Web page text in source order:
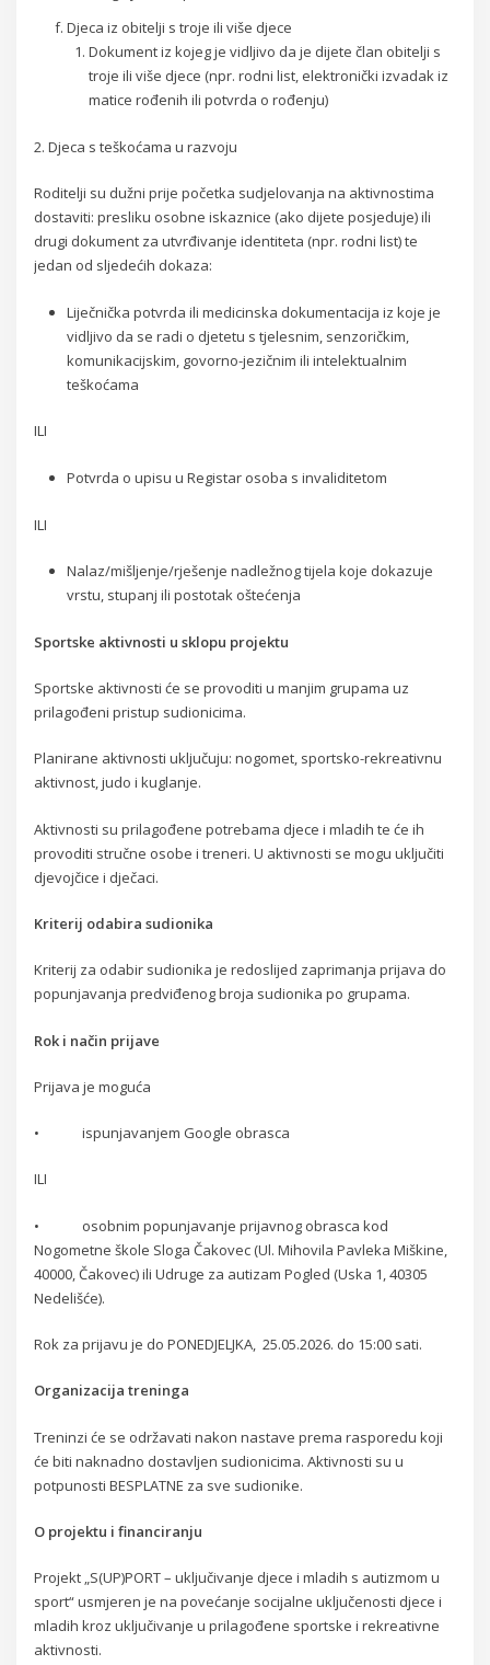
Djeca iz obitelji s troje ili više djece
Dokument iz kojeg je vidljivo da je dijete član obitelji s
troje ili više djece (npr. rodni list, elektronički izvadak iz
matice rođenih ili potvrda o rođenju)
2. Djeca s teškoćama u razvoju
Roditelji su dužni prije početka sudjelovanja na aktivnostima
dostaviti: presliku osobne iskaznice (ako dijete posjeduje) ili
drugi dokument za utvrđivanje identiteta (npr. rodni list) te
jedan od sljedećih dokaza:
Liječnička potvrda ili medicinska dokumentacija iz koje je
vidljivo da se radi o djetetu s tjelesnim, senzoričkim,
komunikacijskim, govorno-jezičnim ili intelektualnim
teškoćama
ILI
Potvrda o upisu u Registar osoba s invaliditetom
ILI
Nalaz/mišljenje/rješenje nadležnog tijela koje dokazuje
vrstu, stupanj ili postotak oštećenja
Sportske aktivnosti u sklopu projektu
Sportske aktivnosti će se provoditi u manjim grupama uz
prilagođeni pristup sudionicima.
Planirane aktivnosti uključuju: nogomet, sportsko-rekreativnu
aktivnost, judo i kuglanje.
Aktivnosti su prilagođene potrebama djece i mladih te će ih
provoditi stručne osobe i treneri. U aktivnosti se mogu uključiti
djevojčice i dječaci.
Kriterij odabira sudionika
Kriterij za odabir sudionika je redoslijed zaprimanja prijava do
popunjavanja predviđenog broja sudionika po grupama.
Rok i način prijave
Prijava je moguća
• ispunjavanjem Google obrasca
ILI
• osobnim popunjavanje prijavnog obrasca kod
Nogometne škole Sloga Čakovec (Ul. Mihovila Pavleka Miškine,
40000, Čakovec) ili Udruge za autizam Pogled (Uska 1, 40305
Nedelišće).
Rok za prijavu je do PONEDJELJKA, 25.05.2026. do 15:00 sati.
Organizacija treninga
Treninzi će se održavati nakon nastave prema rasporedu koji
će biti naknadno dostavljen sudionicima. Aktivnosti su u
potpunosti BESPLATNE za sve sudionike.
O projektu i financiranju
Projekt „S(UP)PORT – uključivanje djece i mladih s autizmom u
sport“ usmjeren je na povećanje socijalne uključenosti djece i
mladih kroz uključivanje u prilagođene sportske i rekreativne
aktivnosti.